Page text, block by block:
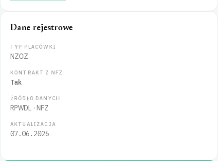
Dane rejestrowe
TYP PLACÓWKI
NZOZ
KONTRAKT Z NFZ
Tak
ŹRÓDŁO DANYCH
RPWDL · NFZ
AKTUALIZACJA
07.06.2026